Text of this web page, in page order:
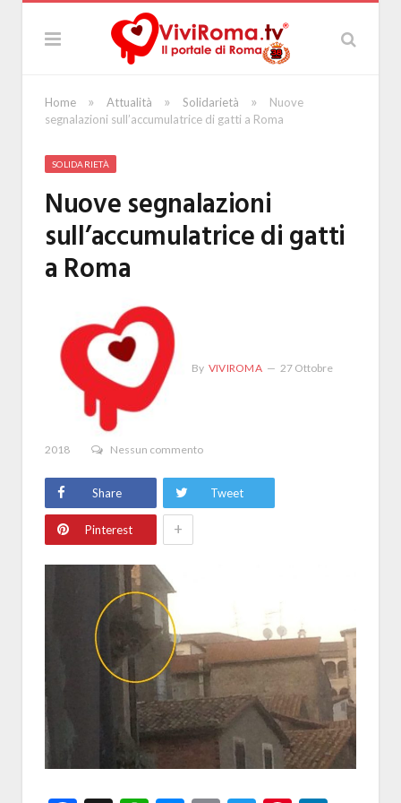
Home » Attualità » Solidarietà »
Nuove
segnalazioni sull’accumulatrice di gatti a Roma
SOLIDARIETÀ
Nuove segnalazioni
sull’accumulatrice di gatti
a Roma
By VIVIROMA 27 Ottobre
2018 Nessun commento
Share Tweet
Pinterest +